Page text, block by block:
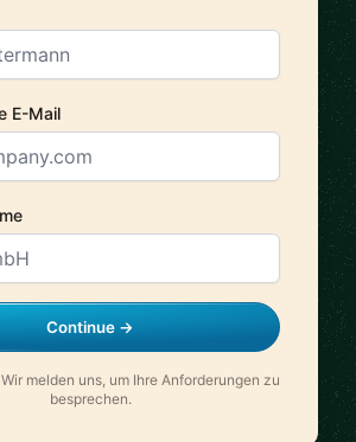
E-Mail
Continue →
melden uns, um Ihre Anforderungen zu
besprechen.